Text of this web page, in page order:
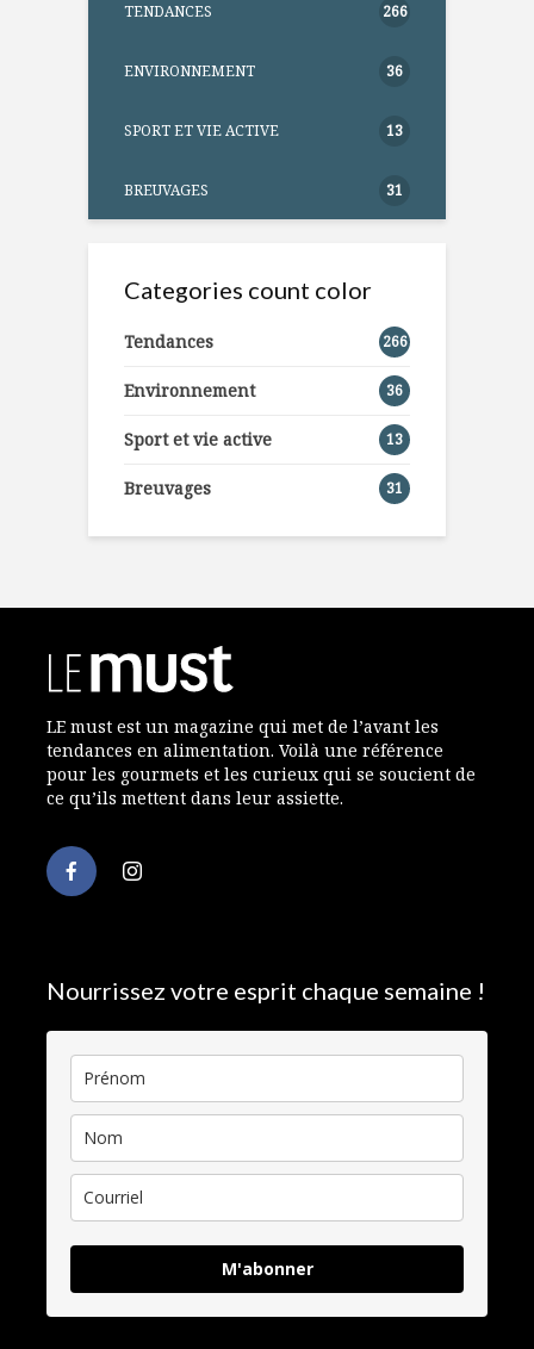
TENDANCES 266
ENVIRONNEMENT 36
SPORT ET VIE ACTIVE 13
BREUVAGES 31
Categories count color
Tendances 266
Environnement 36
Sport et vie active 13
Breuvages 31
LE must est un magazine qui met de l’avant les
tendances en alimentation. Voilà une référence
pour les gourmets et les curieux qui se soucient de
ce qu’ils mettent dans leur assiette.
Nourrissez votre esprit chaque semaine !
M'abonner